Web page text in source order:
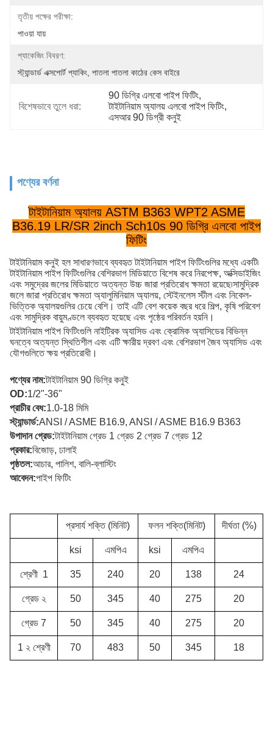
তৃতীয় পক্ষের পরীক্ষা:
পাওয়া যায়
প্যাকেজিং বিবরণ:
স্ট্যান্ডার্ড এক্সপোর্ট প্যাকিং, পাতলা পাতলা কাঠের কেস বাইরে
বিশেষভাবে তুলে ধরা:
90 ডিগ্রি এলবো পাইপ ফিটিং,
টাইটানিয়াম অ্যালয় এলবো পাইপ ফিটিং,
এসআর 90 ডিগ্রী কনুই
পণ্যের বর্ণনা
টাইটানিয়াম অ্যালয় ASTM B363 WPT2 ASME
B36.19 LR/SR 2inch Sch10s 90 ডিগ্রি এলবো পাইপ
ফিটিং
টাইটানিয়াম কনুই হল সাধারণভাবে ব্যবহৃত টাইটানিয়াম পাইপ ফিটিংগুলির মধ্যে একটি৷
টাইটানিয়াম পাইপ ফিটিংগুলির বেশিরভাগ মিডিয়াতে বিশেষ করে নিরপেক্ষ, অক্সিডাইজিং
এবং সমুদ্রের জলের মিডিয়াতে অত্যন্ত উচ্চ জারা প্রতিরোধ ক্ষমতা রয়েছে৷সামুদ্রিক
জলে জারা প্রতিরোধ ক্ষমতা অ্যালুমিনিয়াম অ্যালয়, স্টেইনলেস স্টীল এবং নিকেল-
ভিত্তিক অ্যালয়গুলির চেয়ে বেশি। তাই এটি বেশ কয়েক বছর ধরে শিল্প, কৃষি পরিবেশ
এবং সামুদ্রিক বায়ুমণ্ডলে ব্যবহৃত হয়েছে এবং পৃষ্ঠের পরিবর্তন হয়নি।
টাইটানিয়াম পাইপ ফিটিংগুলি নাইট্রিক অ্যাসিড এবং ক্রোমিক অ্যাসিডের বিভিন্ন
ঘনত্বে অত্যন্ত স্থিতিশীল এবং এটি ক্ষারীয় দ্রবণ এবং বেশিরভাগ জৈব অ্যাসিড এবং
যৌগগুলিতে ক্ষয় প্রতিরোধী।
পণ্যের নাম:টাইটানিয়াম 90 ডিগ্রি কনুই
OD:1/2"-36"
প্রাচীর বেধ:1.0-18 মিমি
স্ট্যান্ডার্ড:ANSI / ASME B16.9, ANSI / ASME B16.9 B363
উপাদান গ্রেড:টাইটানিয়াম গ্রেড 1 গ্রেড 2 গ্রেড 7 গ্রেড 12
প্রকার:বিজোড়, ঢালাই
পৃষ্ঠতল:আচার, পালিশ, বালি-ব্লাস্টিং
আবেদন:পাইপ ফিটিং
প্রসার্য শক্তি (মিনিট) ফলন শক্তি(মিনিট) দীর্ঘতা (%)
ksi এমপিএ ksi এমপিএ
শ্রেণী 1 35 240 20 138 24
গ্রেড ২ 50 345 40 275 20
গ্রেড 7 50 345 40 275 20
1 ২ শ্রেণী 70 483 50 345 18